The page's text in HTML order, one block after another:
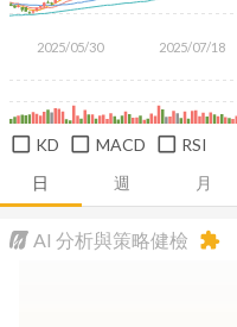
日 週 月
2025/05/30 2025/07/18
KD MACD RSI
AI 分析與策略健檢 extension